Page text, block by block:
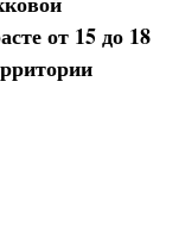
от 15 до 18